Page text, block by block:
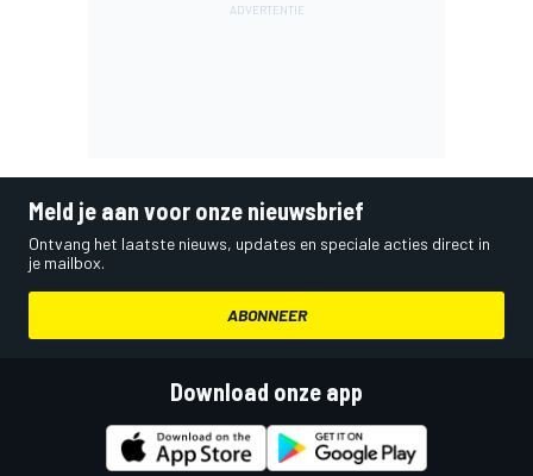
Meld je aan voor onze nieuwsbrief
Ontvang het laatste nieuws, updates en speciale acties direct in
je mailbox.
ABONNEER
Download onze app